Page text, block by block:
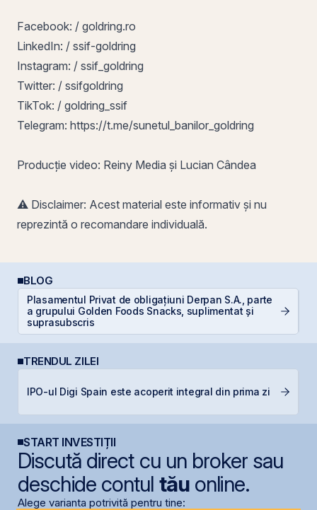
Facebook: / goldring.ro
LinkedIn: / ssif-goldring
Instagram: / ssif_goldring
Twitter: / ssifgoldring
TikTok: / goldring_ssif
Telegram: https://t.me/sunetul_banilor_goldring
Producție video: Reiny Media și Lucian Cândea
⚠️ Disclaimer: Acest material este informativ și nu
reprezintă o recomandare individuală.
BLOG
Plasamentul Privat de obligațiuni Derpan S.A., parte
a grupului Golden Foods Snacks, suplimentat și
suprasubscris
TRENDUL ZILEI
IPO-ul Digi Spain este acoperit integral din prima zi
START INVESTIȚII
Discută direct cu un broker sau
deschide contul tăuonline.
Alege varianta potrivită pentru tine: